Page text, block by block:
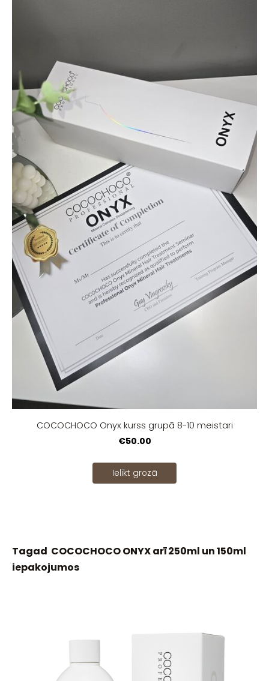
Tagad COCOCHOCO ONYX arī 250ml un 150ml
iepakojumos
COCOCHOCO Onyx kurss grupā 8-10 meistari
€50.00
Ielikt grozā